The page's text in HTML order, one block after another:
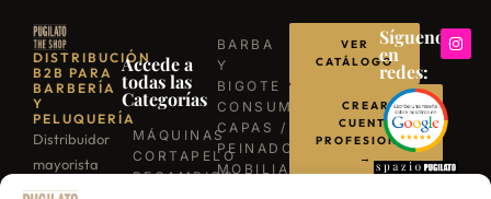
DISTRIBUCIÓN
B2B PARA
BARBERÍA
Y
PELUQUERÍA
Distribuidor
mayorista
para
Accede a
todas las
Categorías
MÁQUINAS
CORTAPELO
RECAMBIOS
BARBA
Y
BIGOTE
CONSUMIBLES
CAPAS /
PEINADORES
MOBILIARIO
VER
CATÁLOGO
CREAR
CUENTA
PROFESIONAL
→
Síguenos
en
redes: